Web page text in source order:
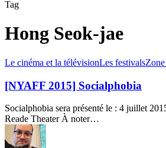
Tag
Hong Seok-jae
[NYAFF
Socialphobia
Le cinéma et la télévisionLes festivals
[NYAFF 2015] Socialphobia
Socialphobia sera présenté le : 4 juillet
Reade Theater À noter…